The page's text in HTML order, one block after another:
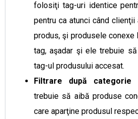
folosiţi tag-uri identice
pentru ca atunci când
produs, şi produsele conexe
tag, aşadar şi ele trebuie
tag-ul produsului accesat.
Filtrare după categorie
trebuie să aibă produse
care aparţine produsul